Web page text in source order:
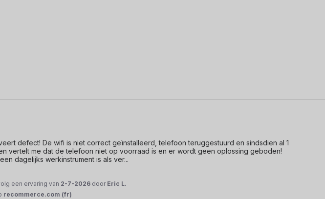
defect! De wifi is niet correct geïnstalleerd, telefoon teruggestuurd en sindsdien al 1
vertelt me dat de telefoon niet op voorraad is en er wordt geen oplossing geboden!
dagelijks werkinstrument is als ver...
een ervaring van 2-7-2026 door Eric L.
recommerce.com (fr)